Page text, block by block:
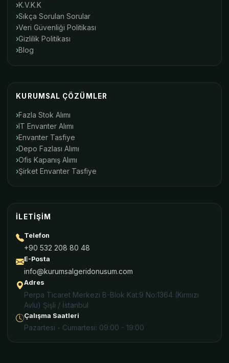
K.V.K.K
Sıkça Sorulan Sorular
Veri Güvenliği Politikası
Gizlilik Politikası
Blog
KURUMSAL ÇÖZÜMLER
Fazla Stok Alımı
IT Envanter Alımı
Envanter Tasfiye
Depo Fazlası Alımı
Ofis Kapanış Alımı
Şirket Envanter Tasfiye
İLETIŞIM
Telefon
+90 532 208 80 48
E-Posta
info@kurumsalgeridonusum.com
Adres
Perpa Ticaret Merkezi B-Blok Kat:9 No:1364 (Kırmızı
Avlu) Şişli / İstanbul
Çalışma Saatleri
Pazartesi - Cumartesi: 09:00 - 19:00